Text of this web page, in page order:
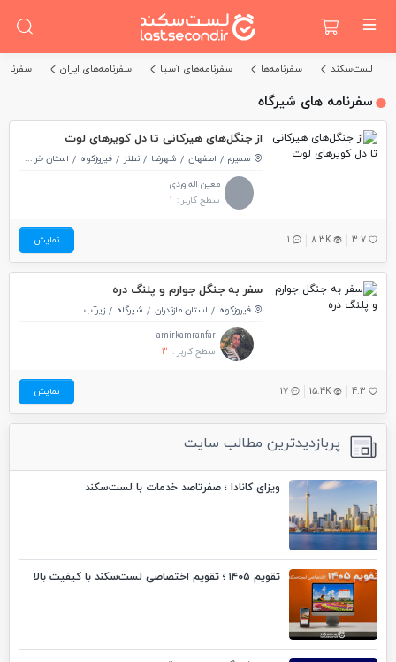
لست‌سکند سفرنامه‌ها سفرنامه‌های آسیا سفرنامه‌های ایران
سفرنامه های شیرگاه
از جنگل‌های هیرکانی تا دل کویرهای لوت
سمیرم اصفهان شهرضا نطنز فیروزکوه
استان خراسان شمالی
معین اله وردی
سطح کاربر : 1
3.7
8.3K
1 نمایش
سفر به جنگل جوارم و پلنگ دره
فیروزکوه استان مازندران شیرگاه
زیرآب
amirkamranfar
سطح کاربر : 3
4.3
15.4K
17 نمایش
پربازدیدترین مطالب سایت
ویزای کانادا ؛ صفرتاصد خدمات با لست‌سکند
تقویم ۱۴۰۵ ؛ تقویم اختصاصی لست‌سکند با کیفیت بالا